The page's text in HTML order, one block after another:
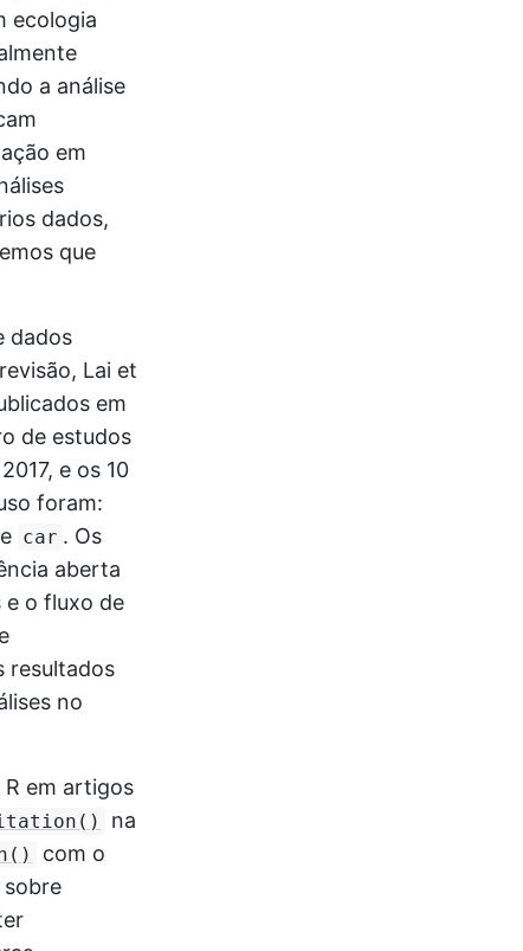
ecologia
a análise
em
dados,
que
dados
Lai et
em
de estudos
e os 10
foram:
e car . Os
aberta
e o fluxo de
resultados
no
em artigos
na
com o